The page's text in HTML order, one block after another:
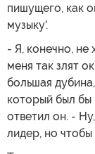
пишущего, как
музыку'.
- Я, конечно, не
меня так злят
большая
который был бы
ответил он. -
лидер, но